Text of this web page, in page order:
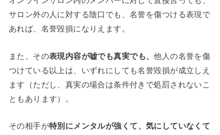
サロン外の人に対する陰口でも、名誉を傷つける表現で
あれば、名誉毀損になりえます。
また、その表現内容が嘘でも真実でも、他人の名誉を傷
つけている以上は、いずれにしても名誉毀損が成立しえ
ます（ただし、真実の場合は条件付きで処罰されないこ
ともあります）。
その相手が特別にメンタルが強くて、気にしていなくて